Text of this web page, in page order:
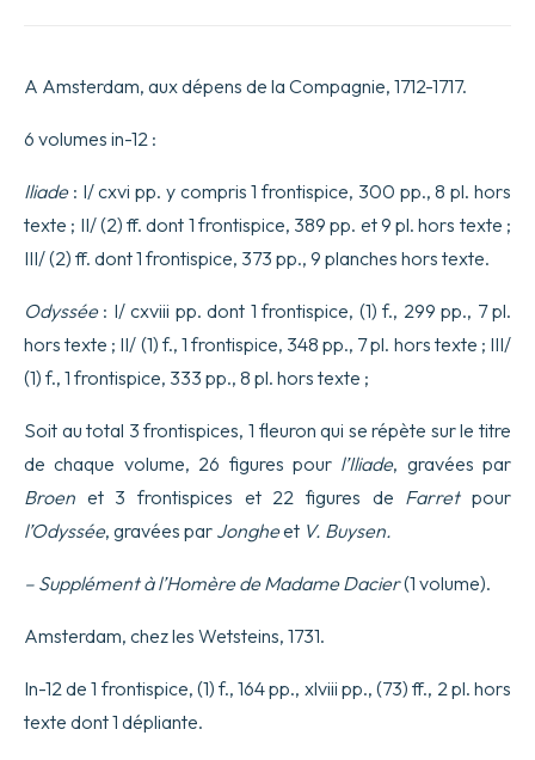
avec
remarques
Dacier.
Nouvelle
Edition
revue
corrigée,
où
l’on
a
mis
Remarques
sous
le
Texte.
-
L’Odyssée
traduite
françois,
avec
remarques
par
Madame
A Amsterdam, aux dépens de la Compagnie, 1712-1717.
6 volumes in-12 :
Iliade: I/ cxvi pp. y compris 1 frontispice, 300 pp., 8 pl. hors
texte ; II/ (2) ff. dont 1 frontispice, 389 pp. et 9 pl. hors texte ;
III/ (2) ff. dont 1 frontispice, 373 pp., 9 planches hors texte.
Odyssée: I/ cxviii pp. dont 1 frontispice, (1) f., 299 pp., 7 pl.
hors texte ; II/ (1) f., 1 frontispice, 348 pp., 7 pl. hors texte ; III/
(1) f., 1 frontispice, 333 pp., 8 pl. hors texte ;
Soit au total 3 frontispices, 1 fleuron qui se répète sur le titre
de chaque volume, 26 figures pour l’Iliade, gravées par
Broen et 3 frontispices et 22 figures de Farretpour
l’Odyssée, gravées par Jongheet V. Buysen.
– Supplément à l’Homère de Madame Dacier(1 volume).
Amsterdam, chez les Wetsteins, 1731.
In-12 de 1 frontispice, (1) f., 164 pp., xlviii pp., (73) ff., 2 pl. hors
texte dont 1 dépliante.